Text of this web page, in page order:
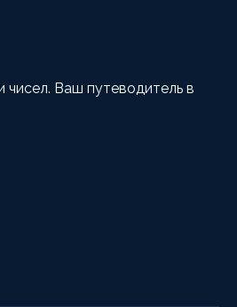
чисел. Ваш путеводитель в